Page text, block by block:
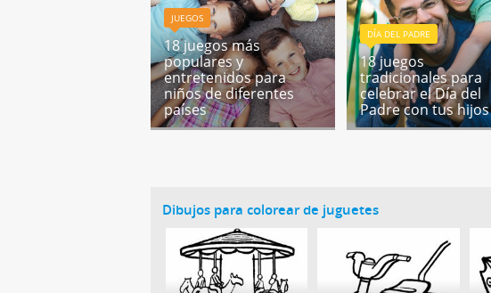
JUEGOS
18 juegos más
populares y
entretenidos para
niños de diferentes
países
DÍA DEL PADRE
18 juegos
tradicionales para
celebrar el Día del
Padre con tus hijos
Dibujos para colorear de juguetes